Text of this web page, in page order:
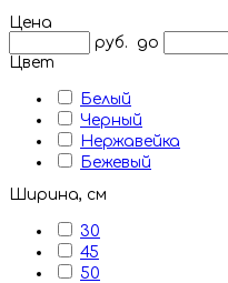
Цена
руб.
до
Цвет
Белый
Черный
Нержавейка
Бежевый
Ширина, см
30
45
50